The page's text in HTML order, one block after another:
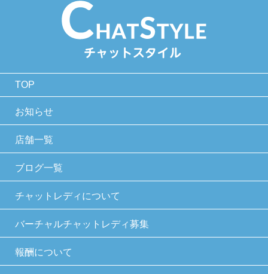
TOP
お知らせ
店舗一覧
ブログ一覧
チャットレディについて
バーチャルチャットレディ募集
報酬について